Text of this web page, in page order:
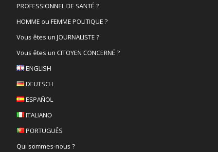
PROFESSIONNEL DE SANTÉ ?
HOMME ou FEMME POLITIQUE ?
Vous êtes un JOURNALISTE ?
Vous êtes un CITOYEN CONCERNÉ ?
ENGLISH
DEUTSCH
ESPAÑOL
ITALIANO
PORTUGUÊS
Qui sommes-nous ?